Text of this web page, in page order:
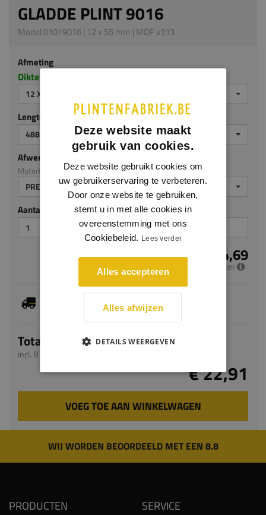
GLADDE PLINT 9016
Model 01019016 | 12 x 55 mm | MDF v313
Afmeting
Dikte x hoogte in millimeters
12 X 55 MM
Lengte (mm)
4880 MM
Afwerking
Materiaal: MDF v313
PREMIUM AFGELAKT
Aantal stuks
€ 4,69
per meter
Dit artikel is voorradig, de verwachte levertijd
bedraagt 1-3 werkdagen
Totaal
incl. BTW
€ 22,91
VOEG TOE AAN WINKELWAGEN
WIJ WORDEN BEOORDEELD MET EEN 8.8
PRODUCTEN SERVICE
Deze website maakt
gebruik van cookies.
Deze website gebruikt cookies om
uw gebruikerservaring te verbeteren.
Door onze website te gebruiken,
stemt u in met alle cookies in
overeenstemming met ons
Cookiebeleid. Lees verder
Alles accepteren
Alles afwijzen
DETAILS WEERGEVEN